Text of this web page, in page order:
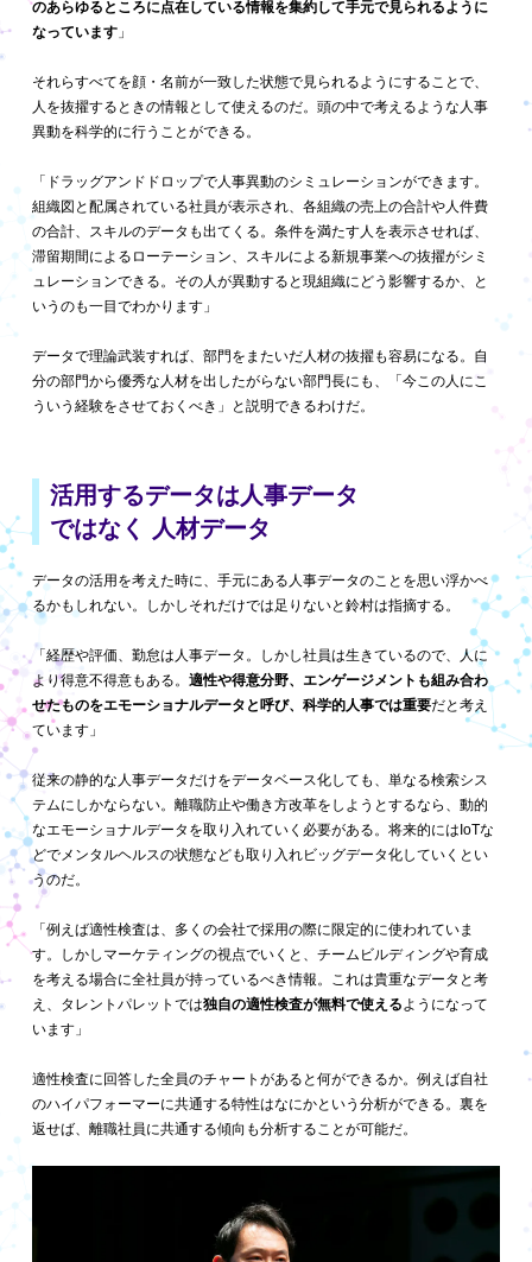
のあらゆるところに点在している情報を集約して手元で見られるように
なっています」
それらすべてを顔・名前が一致した状態で見られるようにすることで、
人を抜擢するときの情報として使えるのだ。頭の中で考えるような人事
異動を科学的に行うことができる。
「ドラッグアンドドロップで人事異動のシミュレーションができます。
組織図と配属されている社員が表示され、各組織の売上の合計や人件費
の合計、スキルのデータも出てくる。条件を満たす人を表示させれば、
滞留期間によるローテーション、スキルによる新規事業への抜擢がシミ
ュレーションできる。その人が異動すると現組織にどう影響するか、と
いうのも一目でわかります」
データで理論武装すれば、部門をまたいだ人材の抜擢も容易になる。自
分の部門から優秀な人材を出したがらない部門長にも、「今この人にこ
ういう経験をさせておくべき」と説明できるわけだ。
活用するデータは人事データ
ではなく
人材データ
データの活用を考えた時に、手元にある人事データのことを思い浮かべ
るかもしれない。しかしそれだけでは足りないと鈴村は指摘する。
「経歴や評価、勤怠は人事データ。しかし社員は生きているので、人に
より得意不得意もある。 適性や得意分野、エンゲージメントも組み合わ
せたものをエモーショナルデータと呼び、科学的人事では重要だと考え
ています」
従来の静的な人事データだけをデータベース化しても、単なる検索シス
テムにしかならない。離職防止や働き方改革をしようとするなら、動的
なエモーショナルデータを取り入れていく必要がある。将来的にはIoTな
どでメンタルヘルスの状態なども取り入れビッグデータ化していくとい
うのだ。
「例えば適性検査は、多くの会社で採用の際に限定的に使われていま
す。しかしマーケティングの視点でいくと、チームビルディングや育成
を考える場合に全社員が持っているべき情報。これは貴重なデータと考
え、タレントパレットでは独自の適性検査が無料で使える ようになって
います」
適性検査に回答した全員のチャートがあると何ができるか。例えば自社
のハイパフォーマーに共通する特性はなにかという分析ができる。裏を
返せば、離職社員に共通する傾向も分析することが可能だ。